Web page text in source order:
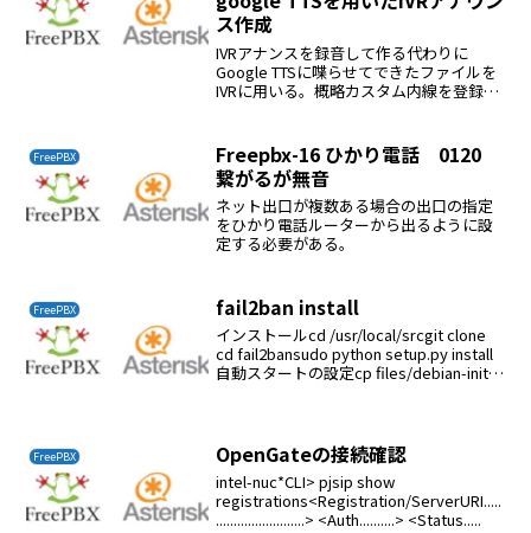
ス作成
IVRアナンスを録音して作る代わりに
Google TTSに喋らせてできたファイルを
IVRに用いる。概略カスタム内線を登録す
ルをIVRに登録すればOKカスタム内線...
FreePBX
Freepbx-16 ひかり電話 0120
繋がるが無音
ネット出口が複数ある場合の出口の指定
をひかり電話ルーターから出るように設
定する必要がある。
FreePBX fail2ban install
インストールcd /usr/local/srcgit clone
cd fail2bansudo python setup.py install
自動スタートの設定cp files/debian-initd
FreePBX OpenGateの接続確認
intel-nuc*CLI> pjsip show
registrations<Registration/ServerURI.....
.........................> <Auth..........> <Status.....